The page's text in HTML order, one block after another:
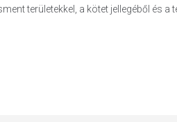
területekkel, a kötet jellegéből és a